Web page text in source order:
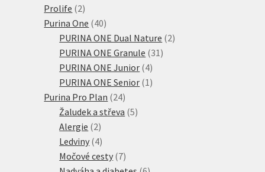
Prolife 22
produkty
Purina One 4040
produktů
PURINA ONE Dual Nature 22
PURINA ONE Granule 31 31
PURINA ONE Junior 44
produkty
PURINA ONE Senior 1 1
Purina Pro Plan 2424
produktů
Žaludek a střeva 55
Alergie 22
produkty
Ledviny 44
produkty
Močové cesty 77